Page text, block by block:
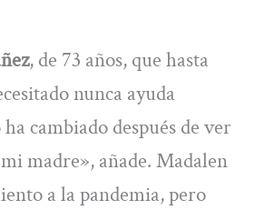
, de 73 años, que hasta
nunca ayuda
cambiado después de ver
madre», añade. Madalen
a la pandemia, pero